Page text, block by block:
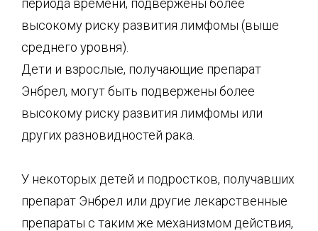
высокому риску развития лимфомы (выше
среднего уровня).
Дети и взрослые, получающие препарат
Энбрел, могут быть подвержены более
высокому риску развития лимфомы или
других разновидностей рака.
У некоторых детей и подростков, получавших
препарат Энбрел или другие лекарственные
препараты с таким же механизмом действия,